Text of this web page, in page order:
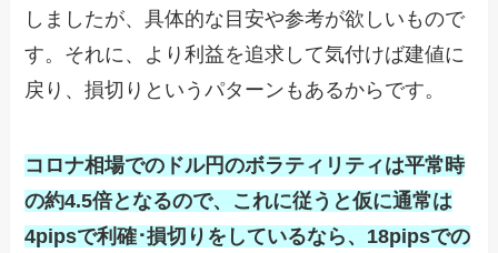
しましたが、具体的な目安や参考が欲しいもので
す。それに、より利益を追求して気付けば建値に
戻り、損切りというパターンもあるからです。
コロナ相場でのドル円のボラティリティは平常時
の約4.5倍となるので、これに従うと仮に通常は
4pipsで利確･損切りをしているなら、18pipsでの